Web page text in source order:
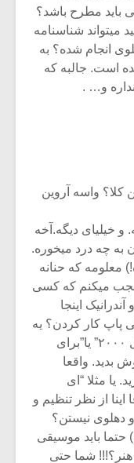
باید مطرح باشد؟
میتواند شناسنامه
انجام شده؟ به
است. جالبه که
و… .
کلا؟ واسه آروین
و خیلیای دیگه.آخه
به چه درد میخوره.
معلومه که حنانه
میکنم که کسی
اینجا
پاپ کار کردن؟ یه
بار (بدون تعصب) به عنوان مثال “سال ۲۰۰۰” یا”برای
بدید. واقعا
یا مثلا “ای
از نظر تنظیم و
دهلوی نیستن؟
حتما باید موسیقی
شما حتی